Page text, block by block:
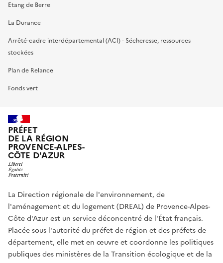
Etang de Berre
La Durance
Arrêté-cadre interdépartemental (ACI) - Sécheresse, ressources
stockées
Plan de Relance
Fonds vert
PRÉFET
DE LA RÉGION
PROVENCE-ALPES-
CÔTE D'AZUR
La Direction régionale de l'environnement, de
l'aménagement et du logement (DREAL) de Provence-Alpes-
Côte d'Azur est un service déconcentré de l'État français.
Placée sous l'autorité du préfet de région et des préfets de
département, elle met en œuvre et coordonne les politiques
publiques des ministères de la Transition écologique et de la